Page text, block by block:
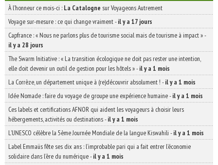
À l'honneur ce mois-ci : La Catalogne sur Voyageons Autrement
Voyage sur-mesure : ce qui change vraiment-il y a 17 jours
Capfrance : « Nous ne parlons plus de tourisme social mais de tourisme à impact »-
il y a 28 jours
The Swarm Initiative : « La transition écologique ne doit pas rester une intention,
elle doit devenir un outil de gestion pour les hôtels »-il y a 1 mois
La Corrèze, un département unique à (re)découvrir absolument ! -il y a 1 mois
Idée Nomade : faire du voyage de groupe une expérience humaine-il y a 1 mois
Ces labels et certifications AFNOR qui aident les voyageurs à choisir leurs
hébergements, activités ou destinations-il y a 1 mois
L’UNESCO célèbre la 5ème Journée Mondiale de la langue Kiswahili -il y a 1 mois
Label Emmaüs fête ses dix ans : l’improbable pari qui a fait entrer l’économie
solidaire dans l’ère du numérique-il y a 1 mois